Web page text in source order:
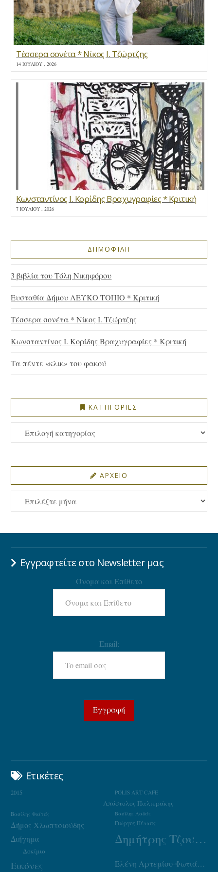
Τέσσερα σονέτα * Νίκος Ι. Τζώρτζης
14 ΙΟΥΛΊΟΥ , 2026
Κωνσταντίνος Ι. Κορίδης Βραχυγραφίες * Κριτική
7 ΙΟΥΛΊΟΥ , 2026
ΔΗΜΟΦΙΛΗ
3 βιβλία του Τόλη Νικηφόρου
Ευσταθία Δήμου ΛΕΥΚΟ ΤΟΠΙΟ * Κριτική
Τέσσερα σονέτα * Νίκος Ι. Τζώρτζης
Κωνσταντίνος Ι. Κορίδης Βραχυγραφίες * Κριτική
Τα πέντε «κλικ» του φακού
ΚΑΤΗΓΟΡΙΕΣ
ΚΑΤΗΓΟΡΙΕΣ
ΑΡΧΕΙΟ
ΑΡΧΕΙΟ
Εγγραφτείτε στο Newsletter μας
Όνομα και Επίθετο
Email:
Ετικέτες
2015 POLIS ART CAFE
Απόστολος Παλιεράκης
Βασίλης Λαδάς
Βασίλης Φαϊτάς
Γιώργος Πέππας
Δήμος Χλωπτσιούδης
Δημήτρης Τζουμάκας
Διήγημα
Δοκίμιο
Εικόνες Ελένη Αρτεμίου-Φωτιάδου